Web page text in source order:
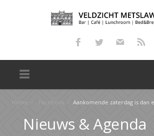
Home Facebook Aankomende zaterdag is dan eindelijk de
Nieuws & Agenda